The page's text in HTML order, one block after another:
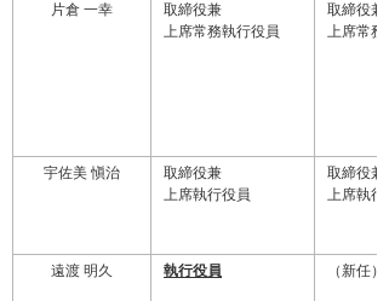
片倉 一幸
取締役兼
上席常務執行役員
取締役兼
上席常務
宇佐美 愼治
取締役兼
上席執行役員
取締役兼
上席執行
遠渡 明久 執行役員 （新任）